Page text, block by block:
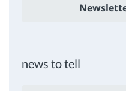
news to tell